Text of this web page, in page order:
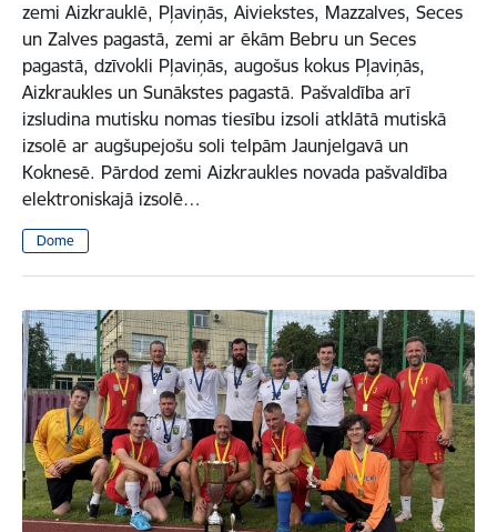
zemi Aizkrauklē, Pļaviņās, Aiviekstes, Mazzalves, Seces
un Zalves pagastā, zemi ar ēkām Bebru un Seces
pagastā, dzīvokli Pļaviņās, augošus kokus Pļaviņās,
Aizkraukles un Sunākstes pagastā. Pašvaldība arī
izsludina mutisku nomas tiesību izsoli atklātā mutiskā
izsolē ar augšupejošu soli telpām Jaunjelgavā un
Koknesē. Pārdod zemi Aizkraukles novada pašvaldība
elektroniskajā izsolē…
Dome